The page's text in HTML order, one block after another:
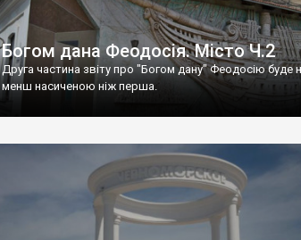
Богом дана Феодосія. Місто Ч.2
Друга частина звіту про "Богом дану" Феодосію буде
менш насиченою ніж перша.